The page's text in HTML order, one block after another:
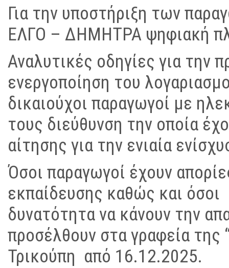
Για την υποστήριξη των
ΕΛΓΟ – ΔΗΜΗΤΡΑ ψηφιακή
Αναλυτικές οδηγίες για την
ενεργοποίηση του
δικαιούχοι παραγωγοί με
τους διεύθυνση την οποία
αίτησης για την ενιαία
Όσοι παραγωγοί έχουν
εκπαίδευσης καθώς και
δυνατότητα να κάνουν την
προσέλθουν στα γραφεία
Τρικούπη από 16.12.2025.